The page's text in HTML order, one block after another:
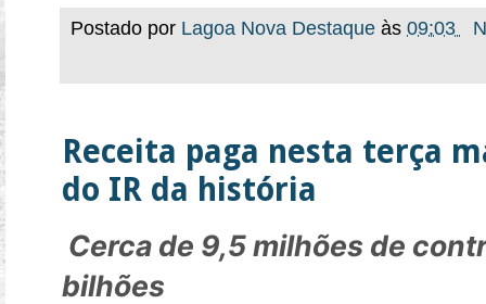
Postado por Lagoa Nova Destaque às 09:03
Receita paga nesta terça
do IR da história
Cerca de 9,5 milhões de
bilhões